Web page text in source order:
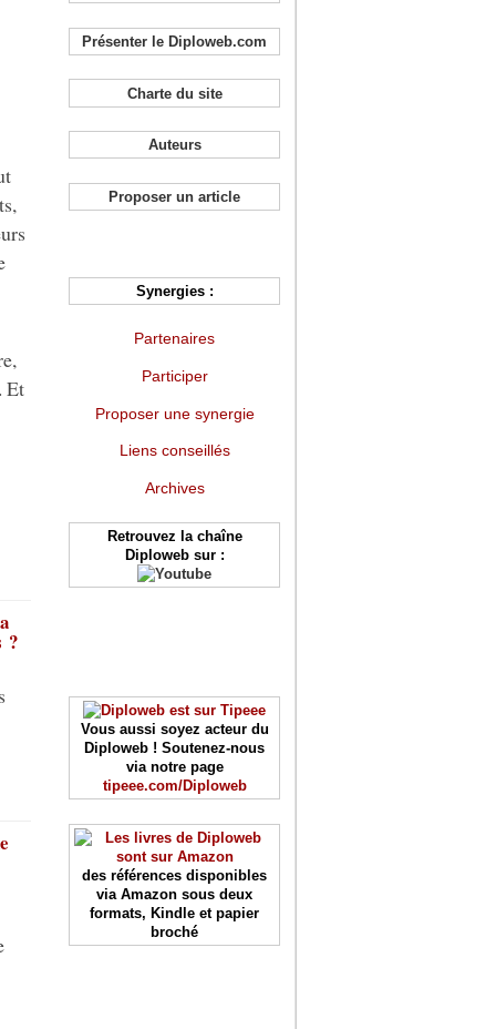
Et
?
Présenter le Diploweb.com
Charte du site
Auteurs
Proposer un article
Synergies :
Partenaires
Participer
Proposer une synergie
Liens conseillés
Archives
Retrouvez la chaîne
Diploweb sur :
Vous aussi soyez acteur du
Diploweb ! Soutenez-nous
via notre page
tipeee.com/Diploweb
des références disponibles
via Amazon sous deux
formats, Kindle et papier
broché